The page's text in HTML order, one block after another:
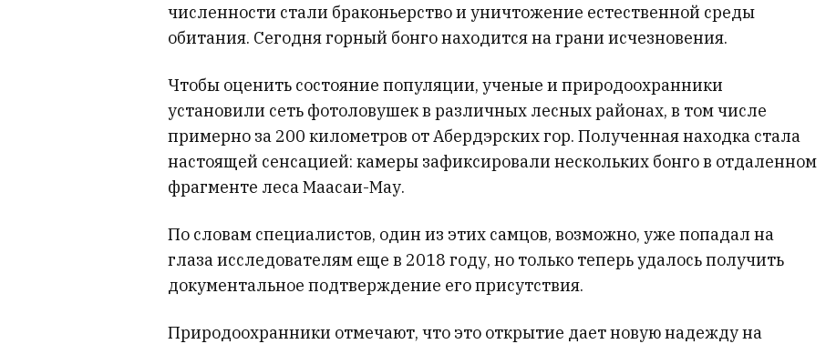
численности стали браконьерство и уничтожение естественной среды
обитания. Сегодня горный бонго находится на грани исчезновения.
Чтобы оценить состояние популяции, ученые и природоохранники
установили сеть фотоловушек в различных лесных районах, в том числе
примерно за 200 километров от Абердэрских гор. Полученная находка стала
настоящей сенсацией: камеры зафиксировали нескольких бонго в отдаленном
фрагменте леса Маасаи-Мау.
По словам специалистов, один из этих самцов, возможно, уже попадал на
глаза исследователям еще в 2018 году, но только теперь удалось получить
документальное подтверждение его присутствия.
Природоохранники отмечают, что это открытие дает новую надежду на